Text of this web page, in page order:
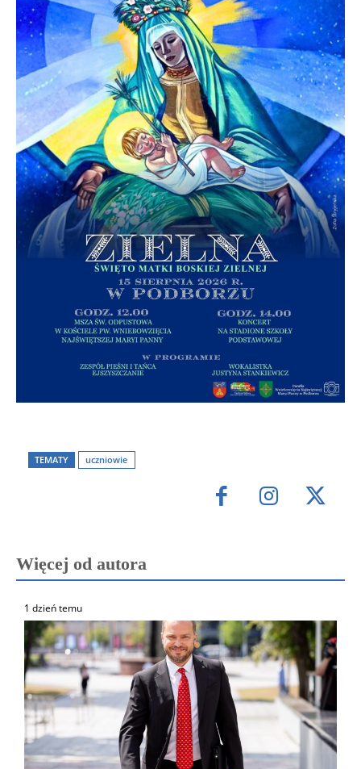
TEMATY uczniowie
Więcej od autora
1 dzień temu